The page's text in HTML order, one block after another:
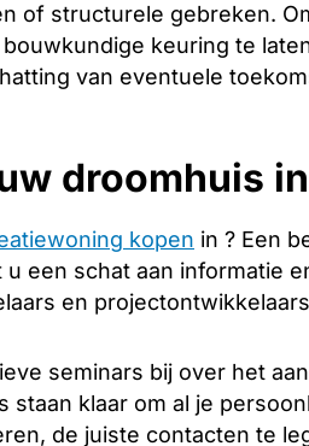
of structurele gebreken.
keuring te
van eventuele
droomhuis
kopen in ? Een
u een schat aan informatie
en
seminars bij over het
staan klaar om al je
de juiste contacten te